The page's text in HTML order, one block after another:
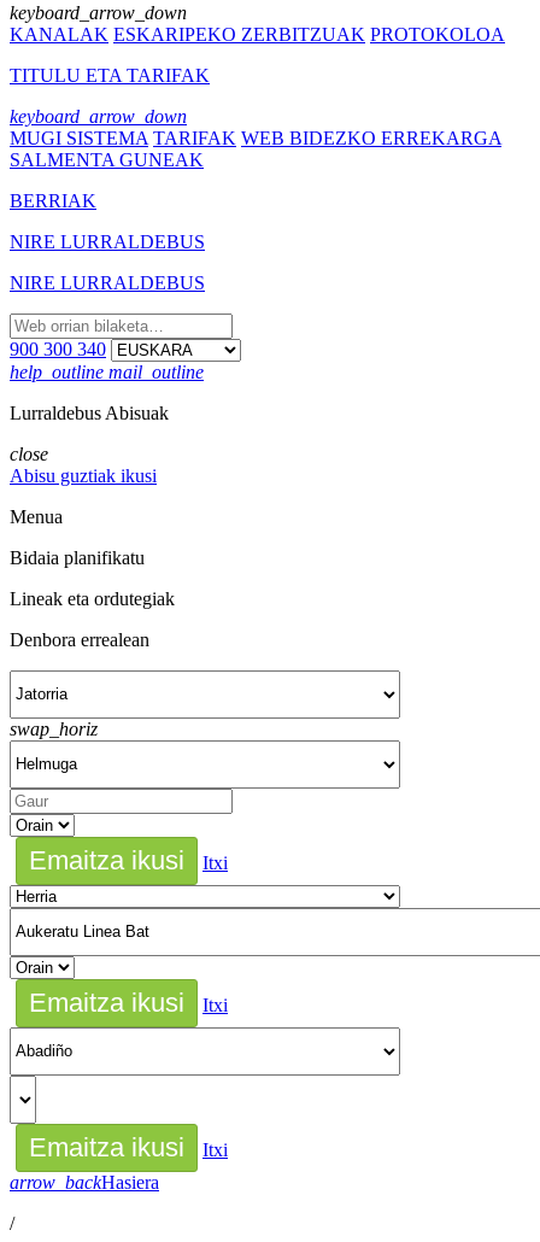
keyboard_arrow_down
KANALAK ESKARIPEKO ZERBITZUAK PROTOKOLOA
TITULU ETA TARIFAK
keyboard_arrow_down
MUGI SISTEMA TARIFAK WEB BIDEZKO ERREKARGA
SALMENTA GUNEAK
BERRIAK
NIRE LURRALDEBUS
NIRE LURRALDEBUS
900 300 340
help_outline mail_outline
Lurraldebus Abisuak
close
Abisu guztiak ikusi
Menua
Bidaia planifikatu
Lineak eta ordutegiak
Denbora errealean
swap_horiz
Itxi
Itxi
Itxi
arrow_backHasiera
/